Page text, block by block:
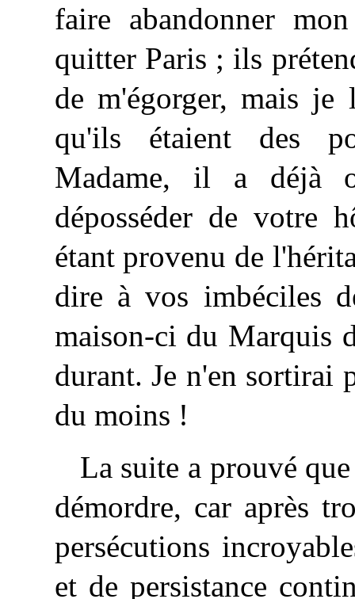
faire abandonner
quitter Paris ; ils
de m'égorger, mais je
qu'ils étaient des
Madame, il a déjà
déposséder de votre
étant provenu de
dire à vos imbéciles
maison-ci du Marquis
durant. Je n'en sortirai
du moins !
La suite a prouvé
démordre, car après
persécutions
et de persistance